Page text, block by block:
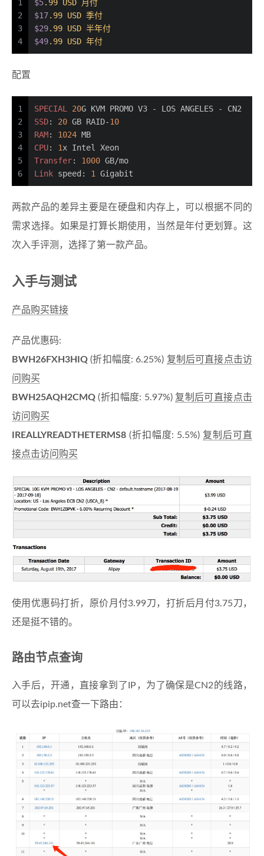
1
2
3
4
$5.99 USD 月付
$17.99 USD 季付
$29.99 USD 半年付
$49.99 USD 年付
配置
1
2
3
4
5
6
SPECIAL 20G KVM PROMO V3 - LOS ANGELES - CN2
SSD: 20 GB RAID-10
RAM: 1024 MB
CPU: 1x Intel Xeon
Transfer: 1000 GB/mo
Link speed: 1 Gigabit
两款产品的差异主要是在硬盘和内存上，可以根据不同的
需求选择。如果是打算长期使用，当然是年付更划算。这
次入手评测，选择了第一款产品。
入手与测试
产品购买链接
产品优惠码:
BWH26FXH3HIQ (折扣幅度: 6.25%) 复制后可直接点击访
问购买
BWH25AQH2CMQ (折扣幅度: 5.97%) 复制后可直接点击
访问购买
IREALLYREADTHETERMS8 (折扣幅度: 5.5%) 复制后可直
接点击访问购买
使用优惠码打折，原价月付3.99刀，打折后月付3.75刀，
还是挺不错的。
路由节点查询
入手后，开通，直接拿到了IP，为了确保是CN2的线路，
可以去ipip.net查一下路由：